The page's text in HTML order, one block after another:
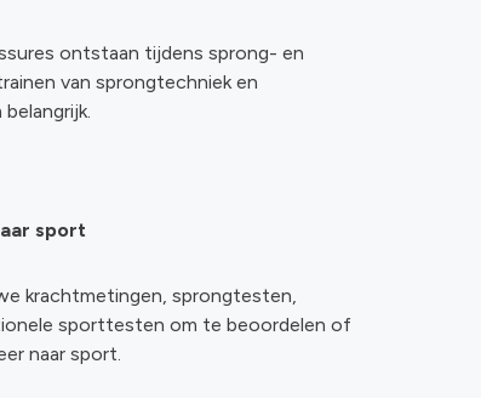
ontstaan tijdens sprong- en
van sprongtechniek en
sport
krachtmetingen, sprongtesten,
sporttesten om te beoordelen of
naar sport.